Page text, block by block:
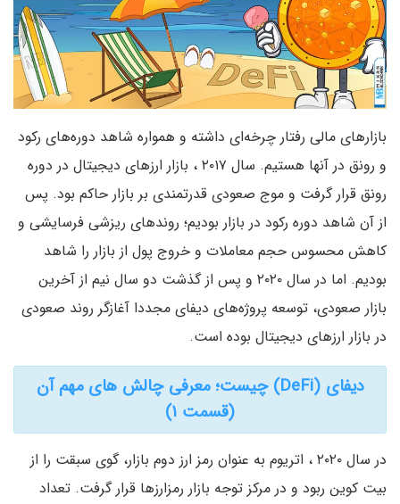
بازارهای مالی رفتار چرخه‌ای داشته و همواره شاهد دوره‌های رکود
و رونق در آنها هستیم. سال ۲۰۱۷ ، بازار ارزهای دیجیتال در دوره
رونق قرار گرفت و موج صعودی قدرتمندی بر بازار حاکم بود. پس
از آن شاهد دوره رکود در بازار بودیم؛ روندهای ریزشی فرسایشی و
کاهش محسوس حجم معاملات و خروج پول از بازار را شاهد
بودیم. اما در سال ۲۰۲۰ و پس از گذشت دو سال نیم از آخرین
بازار صعودی، توسعه پروژه‌های دیفای مجددا آغازگر روند صعودی
در بازار ارزهای دیجیتال بوده است.
دیفای (DeFi) چیست؛ معرفی چالش های مهم آن
(قسمت ۱)
در سال ۲۰۲۰ ، اتریوم به عنوان رمز ارز دوم بازار، گوی سبقت را از
بیت کوین ربود و در مرکز توجه بازار رمزارزها قرار گرفت. تعداد